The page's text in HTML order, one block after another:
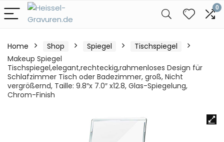
0
Home Shop Spiegel
Tischspiegel
Makeup Spiegel
Tischspiegel,elegant,rechteckig,rahmenloses Design für
Schlafzimmer Tisch oder Badezimmer, groß, Nicht
vergrößernd, Taille: 9.8″x 7.0″ x12.8, Glas-Spiegelung,
Chrom-Finish